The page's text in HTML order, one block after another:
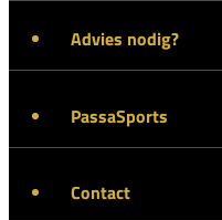
Advies nodig?
PassaSports
Contact